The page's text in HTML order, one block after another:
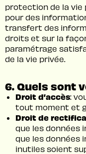
protection de la vie
pour des
transfert des
droits et sur la
paramétrage
de la vie privée.
6. Quels sont
Droit d’accès:
tout moment et
Droit de
que les données
que les données
inutiles soient